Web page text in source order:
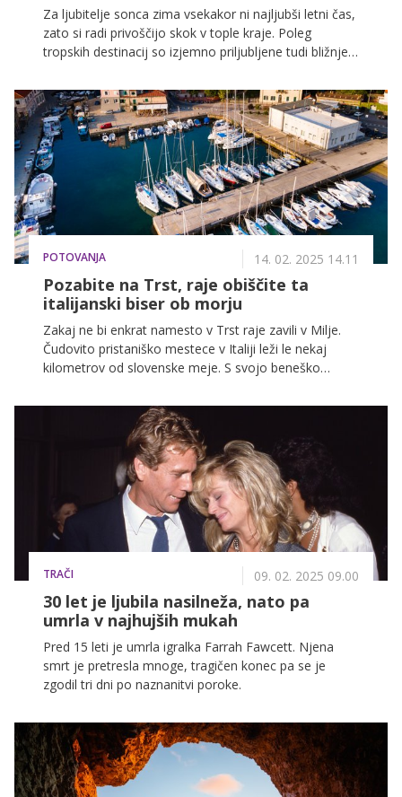
Za ljubitelje sonca zima vsekakor ni najljubši letni čas,
zato si radi privoščijo skok v tople kraje. Poleg
tropskih destinacij so izjemno priljubljene tudi bližnje
vulkanskih otokov, med katerimi ima skoraj vsak
počitniški navdušenec svojega favorita, mi pa vam
tokrat predstavljamo največjega in najbolj
poseljenega med njimi - otok Tenerife. Ker lahko
najbolj koristne informacije vedno ponudijo lokalni
prebivalci, smo poklicali znano vplivnico in udeleženko
prve sezone šova Sanjski moški Kajo Casar, ki je pred
skoraj tremi leti rodno Prekmurje zamenjala za
življenje in delo na Tenerifu.
POTOVANJA 14. 02. 2025 14.11
Pozabite na Trst, raje obiščite ta
italijanski biser ob morju
Zakaj ne bi enkrat namesto v Trst raje zavili v Milje.
Čudovito pristaniško mestece v Italiji leži le nekaj
kilometrov od slovenske meje. S svojo beneško
je kot nalašč za čudovit izlet. Preverite, kaj si ogledati
in kje uživati ob morju.
TRAČI 09. 02. 2025 09.00
30 let je ljubila nasilneža, nato pa
umrla v najhujših mukah
Pred 15 leti je umrla igralka Farrah Fawcett. Njena
smrt je pretresla mnoge, tragičen konec pa se je
zgodil tri dni po naznanitvi poroke.